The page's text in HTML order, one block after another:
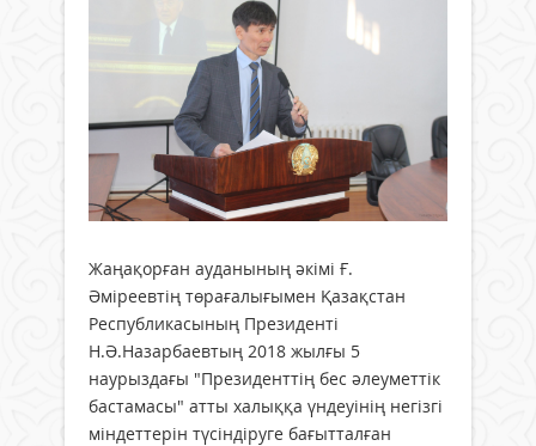
Жаңақорған ауданының әкімі Ғ.
Әміреевтің төрағалығымен Қазақстан
Республикасының Президенті
Н.Ә.Назарбаевтың 2018 жылғы 5
наурыздағы "Президенттің бес әлеуметтік
бастамасы" атты халыққа үндеуінің негізгі
міндеттерін түсіндіруге бағытталған